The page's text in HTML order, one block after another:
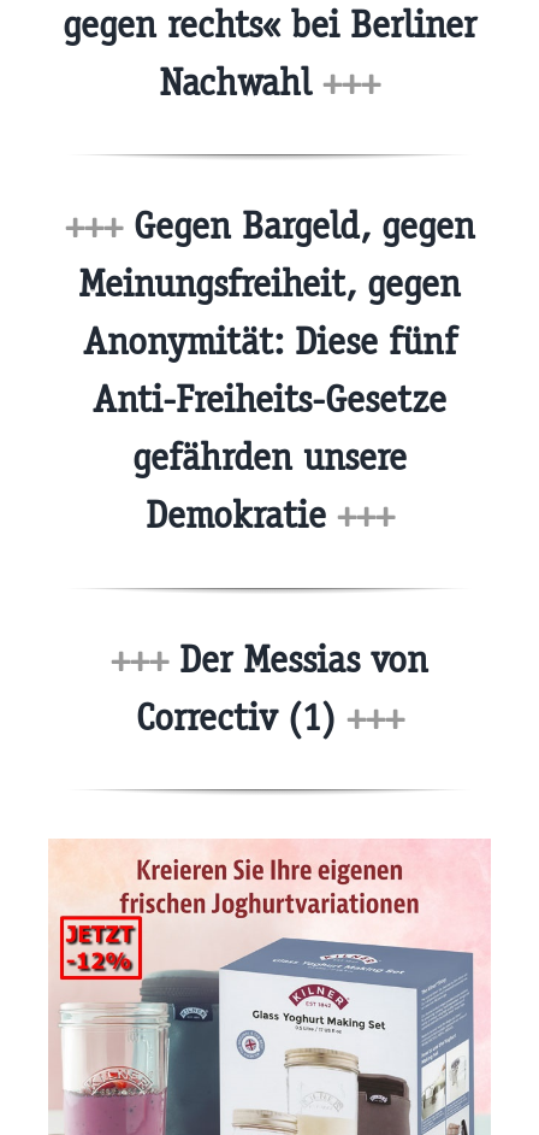
gegen rechts« bei Berliner
Nachwahl +++
+++Gegen Bargeld, gegen
Meinungsfreiheit, gegen
Anonymität: Diese fünf
Anti-Freiheits-Gesetze
gefährden unsere
Demokratie +++
+++Der Messias von
Correctiv (1) +++